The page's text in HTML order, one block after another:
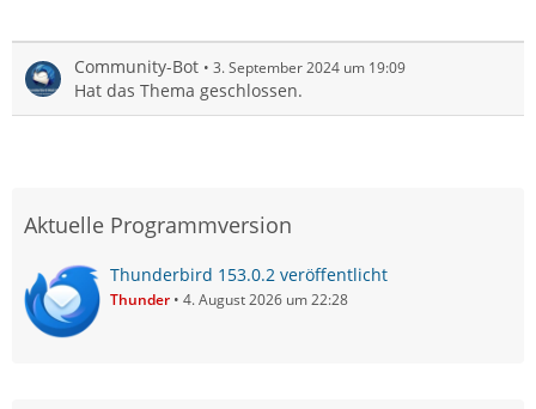
Community-Bot 3. September 2024 um 19:09
Hat das Thema geschlossen.
Aktuelle Programmversion
Thunderbird 153.0.2 veröffentlicht
Thunder 4. August 2026 um 22:28